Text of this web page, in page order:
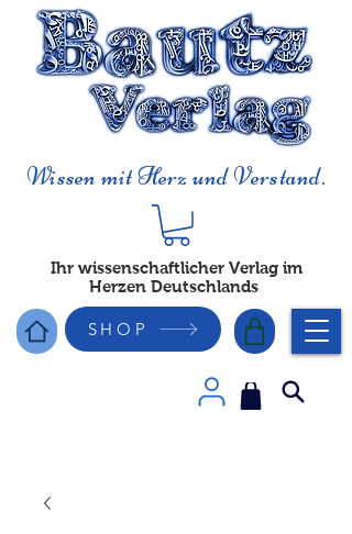
Wissen mit Herz und Verstand.
Ihr wissenschaftlicher Verlag im
Herzen Deutschlands
SHOP